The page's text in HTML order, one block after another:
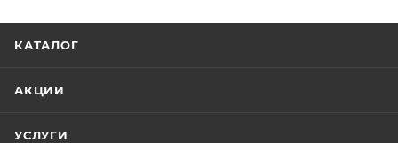
КАТАЛОГ
АКЦИИ
УСЛУГИ